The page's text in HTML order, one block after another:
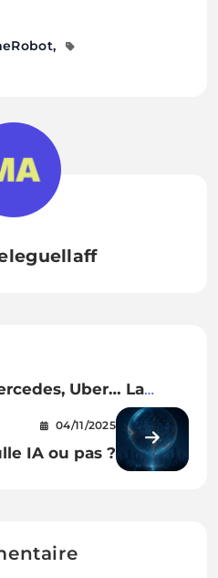
Uber… La
chauffeur sort du
04/11/2025
IA ou pas ?